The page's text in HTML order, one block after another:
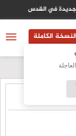
جديدة في القدس
النسخة الكاملة